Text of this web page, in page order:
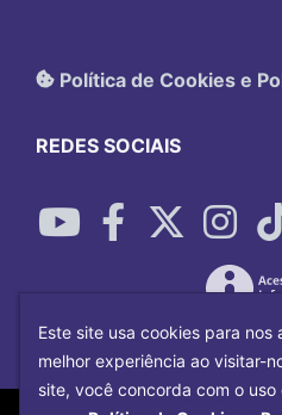
Política de Cookies e
REDES SOCIAIS
Este site usa cookies para nos
melhor experiência ao visitar-
site, você concorda com o